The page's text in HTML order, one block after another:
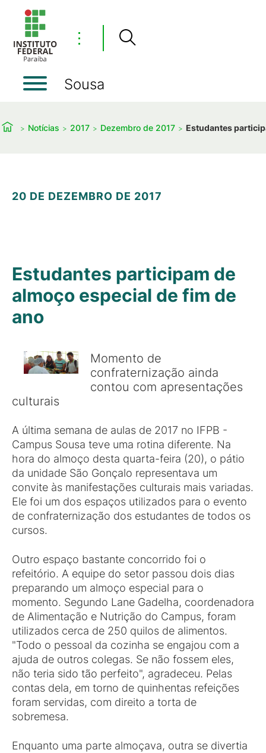
⋮
Sousa
Notícias 2017 Dezembro de 2017 Estudantes
20 DE DEZEMBRO DE 2017
Estudantes participam de
almoço especial de fim de
ano
Momento de
confraternização ainda
contou com apresentações
culturais
A última semana de aulas de 2017 no IFPB -
Campus Sousa teve uma rotina diferente. Na
hora do almoço desta quarta-feira (20), o pátio
da unidade São Gonçalo representava um
convite às manifestações culturais mais variadas.
Ele foi um dos espaços utilizados para o evento
de confraternização dos estudantes de todos os
cursos.
Outro espaço bastante concorrido foi o
refeitório. A equipe do setor passou dois dias
preparando um almoço especial para o
momento. Segundo Lane Gadelha, coordenadora
de Alimentação e Nutrição do Campus, foram
utilizados cerca de 250 quilos de alimentos.
"Todo o pessoal da cozinha se engajou com a
ajuda de outros colegas. Se não fossem eles,
não teria sido tão perfeito", agradeceu. Pelas
contas dela, em torno de quinhentas refeições
foram servidas, com direito a torta de
sobremesa.
Enquanto uma parte almoçava, outra se divertia